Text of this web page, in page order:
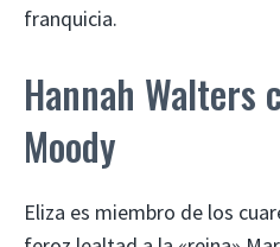
franquicia.
Hannah Walters
Moody
Eliza es miembro de los